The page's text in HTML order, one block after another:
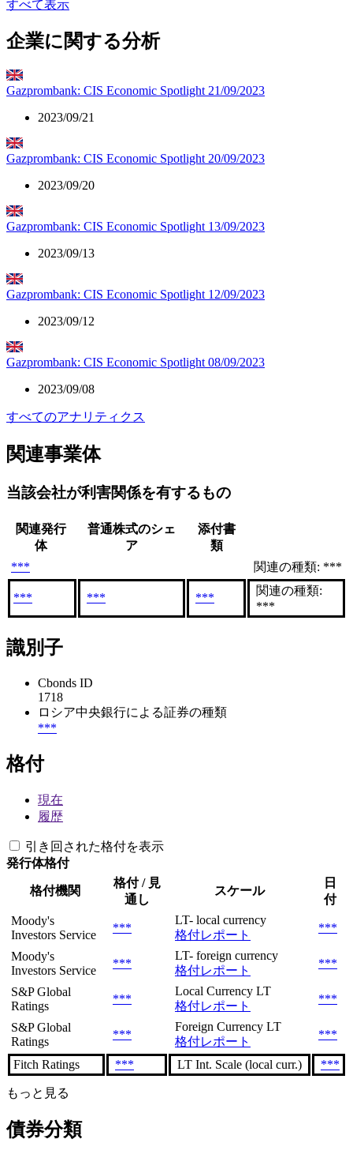
すべて表示
企業に関する分析
Gazprombank: CIS Economic Spotlight 21/09/2023
2023/09/21
Gazprombank: CIS Economic Spotlight 20/09/2023
2023/09/20
Gazprombank: CIS Economic Spotlight 13/09/2023
2023/09/13
Gazprombank: CIS Economic Spotlight 12/09/2023
2023/09/12
Gazprombank: CIS Economic Spotlight 08/09/2023
2023/09/08
すべてのアナリティクス
関連事業体
当該会社が利害関係を有するもの
関連発行
体
普通株式のシェ
ア
添付書
類
***
関連の種類: ***
*** *** ***
関連の種類:
***
識別子
Cbonds ID
1718
ロシア中央銀行による証券の種類
***
格付
現在
履歴
引き回された格付を表示
発行体格付
格付機関
格付 / 見
通し
スケール
日
付
Moody's
Investors Service
***
LT- local currency
格付レポート
***
Moody's
Investors Service
***
LT- foreign currency
格付レポート
***
S&P Global
Ratings
***
Local Currency LT
格付レポート
***
S&P Global
Ratings
***
Foreign Currency LT
格付レポート
***
Fitch Ratings *** LT Int. Scale (local curr.) ***
もっと見る
債券分類